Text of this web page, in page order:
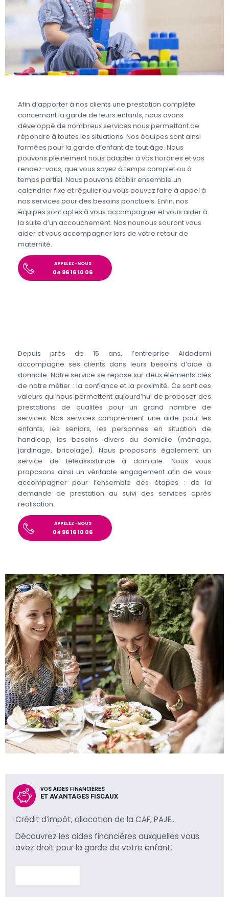
Afin d’apporter à nos clients une prestation complète
concernant la garde de leurs enfants, nous avons
développé de nombreux services nous permettant de
répondre à toutes les situations. Nos équipes sont ainsi
formées pour la garde d’enfant de tout âge. Nous
pouvons pleinement nous adapter à vos horaires et vos
rendez-vous, que vous soyez à temps complet ou à
temps partiel. Nous pouvons établir ensemble un
calendrier fixe et régulier ou vous pouvez faire à appel à
nos services pour des besoins ponctuels. Enfin, nos
équipes sont aptes à vous accompagner et vous aider à
la suite d’un accouchement. Nos nounous sauront vous
aider et vous accompagner lors de votre retour de
maternité.
APPELEZ-NOUS
04 96 16 10 06
Depuis près de 15 ans, l’entreprise Aidadomi
accompagne ses clients dans leurs besoins d’aide à
domicile. Notre service se repose sur deux éléments clés
de notre métier : la confiance et la proximité. Ce sont ces
valeurs qui nous permettent aujourd’hui de proposer des
prestations de qualités pour un grand nombre de
services. Nos services comprennent une aide pour les
enfants, les seniors, les personnes en situation de
handicap, les besoins divers du domicile (ménage,
jardinage, bricolage). Nous proposons également un
service de téléassistance à domicile. Nous vous
proposons ainsi un véritable engagement afin de vous
accompagner pour l’ensemble des étapes : de la
demande de prestation au suivi des services après
réalisation.
APPELEZ-NOUS
04 96 16 10 06
VOS AIDES FINANCIÈRES
ET AVANTAGES FISCAUX
Crédit d’impôt, allocation de la CAF, PAJE…
Découvrez les aides financières auxquelles vous
avez droit pour la garde de votre enfant.